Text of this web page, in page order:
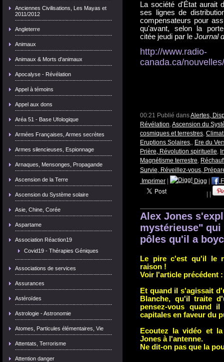
Anciennes Civilisations, Les Mayas et
2011/2012
Angleterre
Animaux
Animaux & Morts d'animaux
Apocalyse - Révélation
Appel à témoins
Appel aux dons
Aréa 51 - Base Ufologique
Armées Françaises, Armes secrètes
Armes silencieuses, Espionnage
Arnaques, Mensonges, Propagande
Ascension de la Terre
Ascension du Système solaire
Asie, Chine, Corée
Aspartame
Association Réaction19
Covid19 - Thérapies Géniques
Associations de services
Assurances
Astéroïdes
Astrologie - Astronomie
Atomes, Particules élémentaires, Vie
Attentats, Terrorisme
Attention danger
La société d'État aurait
ses lignes de
compensateurs pour
qu'avant, selon la
citée jeudi par le Journal
http://www.radio-
canada.ca/
00:21 Publié dansAlertes,
Révélation,Ascension du
cosmiques et terrestres,
Eruptions Solaires,, Ere du
Prière, Révolution spirituelle,
Magnétisme terrestre,
Survie, Réveillez-vous,
Imprimer
Digg
Alex Jones
mystérieuse"
pôles qu'il a
Le pire c'est qu'il le
raison !
Voir l'article précédent :
Et quand il s'agissait
Blanche, qu'il traite
pensez-vous quand
capitales en faveur du
Ecoutez la vidéo et
Jones à l'antenne.
Ne dit-on pas que la